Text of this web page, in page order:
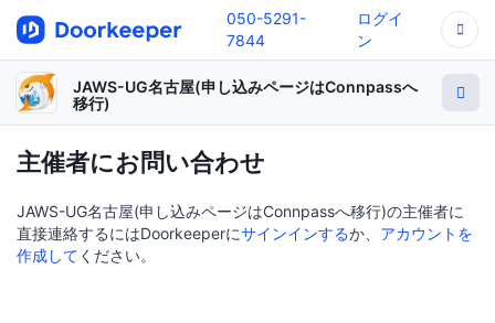
050-5291-
7844
ログイ
ン
JAWS-UG名古屋(申し込みページはConnpassへ
移行)
主催者にお問い合わせ
JAWS-UG名古屋(申し込みページはConnpassへ移行)の主催者に
直接連絡するにはDoorkeeperにサインインするか、 アカウントを
作成して ください。